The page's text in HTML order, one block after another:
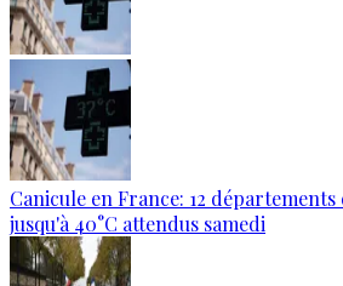
Canicule en France: 12
jusqu'à 40°C attendus samedi